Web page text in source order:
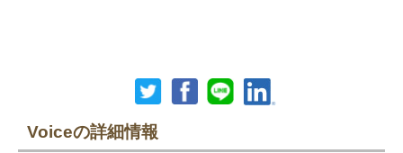
Voiceの詳細情報